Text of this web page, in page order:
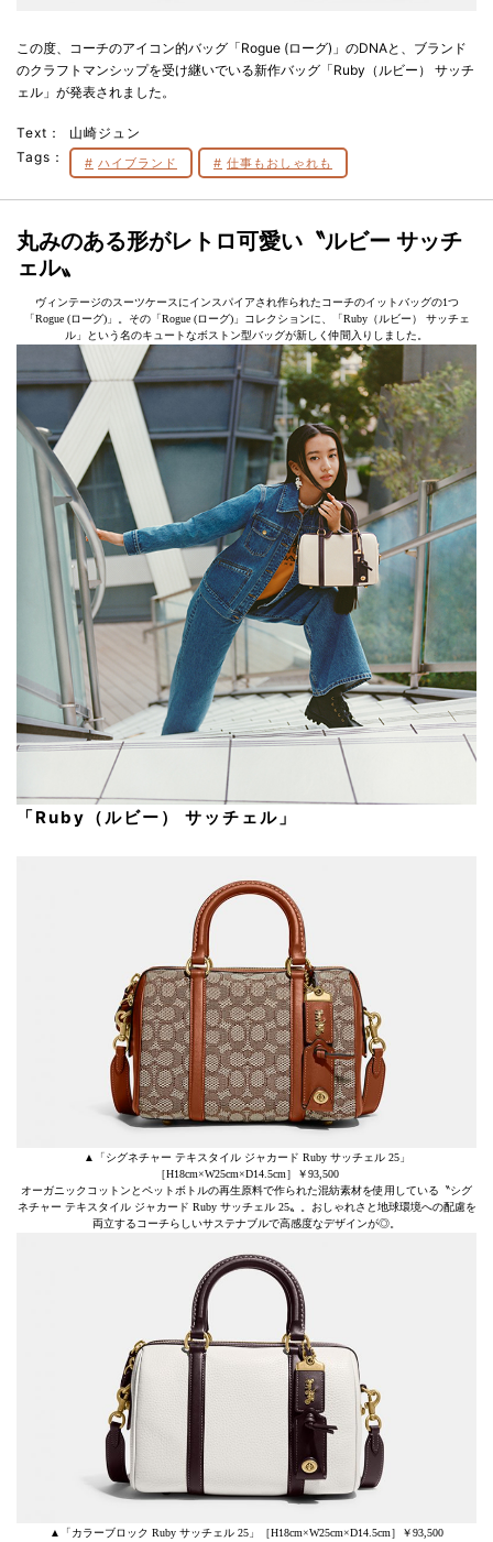
この度、コーチのアイコン的バッグ「Rogue (ローグ)」のDNAと、ブランド
のクラフトマンシップを受け継いでいる新作バッグ「Ruby（ルビー） サッチ
ェル」が発表されました。
Text：
山崎ジュン
Tags：
ハイブランド 仕事もおしゃれも
丸みのある形がレトロ可愛い〝ルビー サッチ
ェル〟
ヴィンテージのスーツケースにインスパイアされ作られたコーチのイットバッグの1つ
「Rogue (ローグ)」。その「Rogue (ローグ)」コレクションに、「Ruby（ルビー） サッチェ
ル」という名のキュートなボストン型バッグが新しく仲間入りしました。
「Ruby（ルビー） サッチェル」
▲「シグネチャー テキスタイル ジャカード Ruby サッチェル 25」
［H18cm×W25cm×D14.5cm］￥93,500
オーガニックコットンとペットボトルの再生原料で作られた混紡素材を使用している〝シグ
ネチャー テキスタイル ジャカード Ruby サッチェル 25〟。おしゃれさと地球環境への配慮を
両立するコーチらしいサステナブルで高感度なデザインが◎。
▲「カラーブロック Ruby サッチェル 25」［H18cm×W25cm×D14.5cm］￥93,500